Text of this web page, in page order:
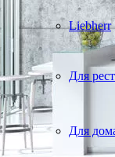
Liebherr
Для
Для